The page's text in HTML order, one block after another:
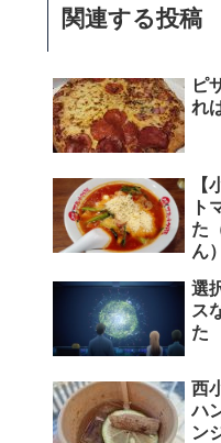
関連する投稿
ピ
れ
【
ト
た
ん）
選
ス
た
西
ハ
ン